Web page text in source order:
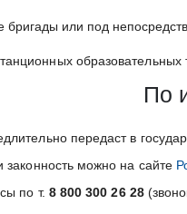
бригады или под
образовательных
По
передаст в
законность можно на сайте
по т. 8 800 300 26 28